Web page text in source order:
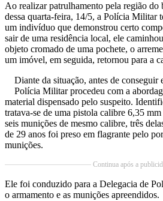
Ao realizar patrulhamento pela região
dessa quarta-feira, 14/5, a Polícia Militar
um indivíduo que demonstrou certo
sair de uma residência local, ele
objeto cromado de uma pochete, o
um imóvel, em seguida, retornou para a
Diante da situação, antes de conseguir
Polícia Militar procedeu com a
material dispensado pelo suspeito.
tratava-se de uma pistola calibre 6,35
seis munições de mesmo calibre, três
de 29 anos foi preso em flagrante pelo
munições.
Continua após a
Ele foi conduzido para a Delegacia de
o armamento e as munições apreendidos.